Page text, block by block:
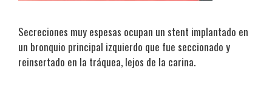
Secreciones muy espesas ocupan un stent implantado en
un bronquio principal izquierdo que fue seccionado y
reinsertado en la tráquea, lejos de la carina.